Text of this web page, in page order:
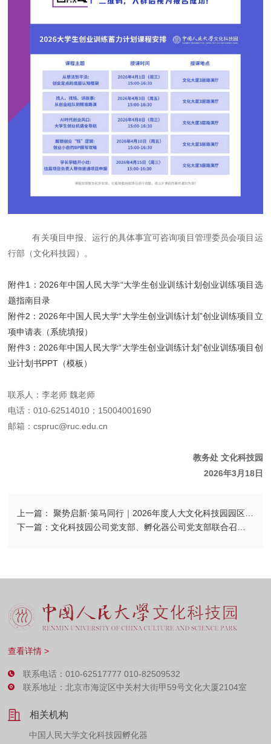
有关项目申报、运行的具体事宜可咨询项目管理委员会项目运
行部（文化科技园）。
附件1：2026年中国人民大学“大学生创业训练计划创业训练项目选
题指南目录
附件2：2026年中国人民大学“大学生创业训练计划”创业训练项目立
项申请表（系统填报）
附件3：2026年中国人民大学“大学生创业训练计划”创业训练项目创
业计划书PPT（模板）
联系人：李老师 魏老师
电话：010-62514010；15004001690
邮箱：cspruc@ruc.edu.cn
教务处 文化科技园
2026年3月18日
查看详情 >
联系电话：010-62517777 010-82509532
联系地址：北京市海淀区中关村大街甲59号文化大厦2104室
相关机构
中国人民大学文化科技园孵化器